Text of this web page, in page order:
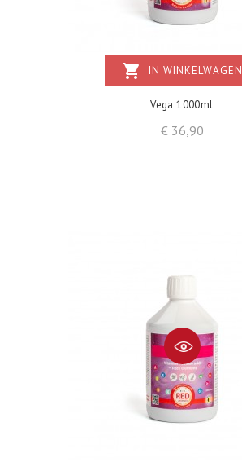
shopping_cart IN WINKELWAGEN
Vega 1000ml
€ 36,90Prijs